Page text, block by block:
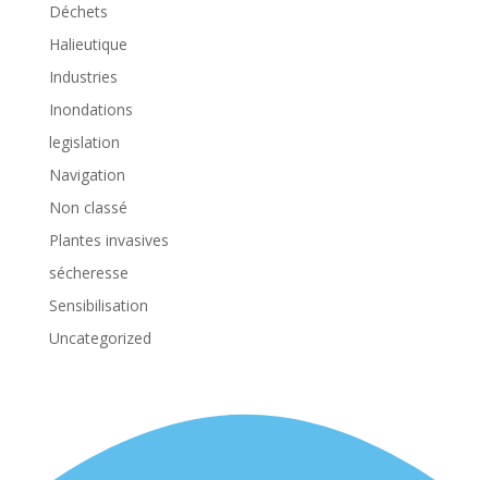
Déchets
Halieutique
Industries
Inondations
legislation
Navigation
Non classé
Plantes invasives
sécheresse
Sensibilisation
Uncategorized